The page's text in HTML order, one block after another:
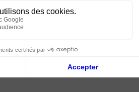
Tous droits réservés